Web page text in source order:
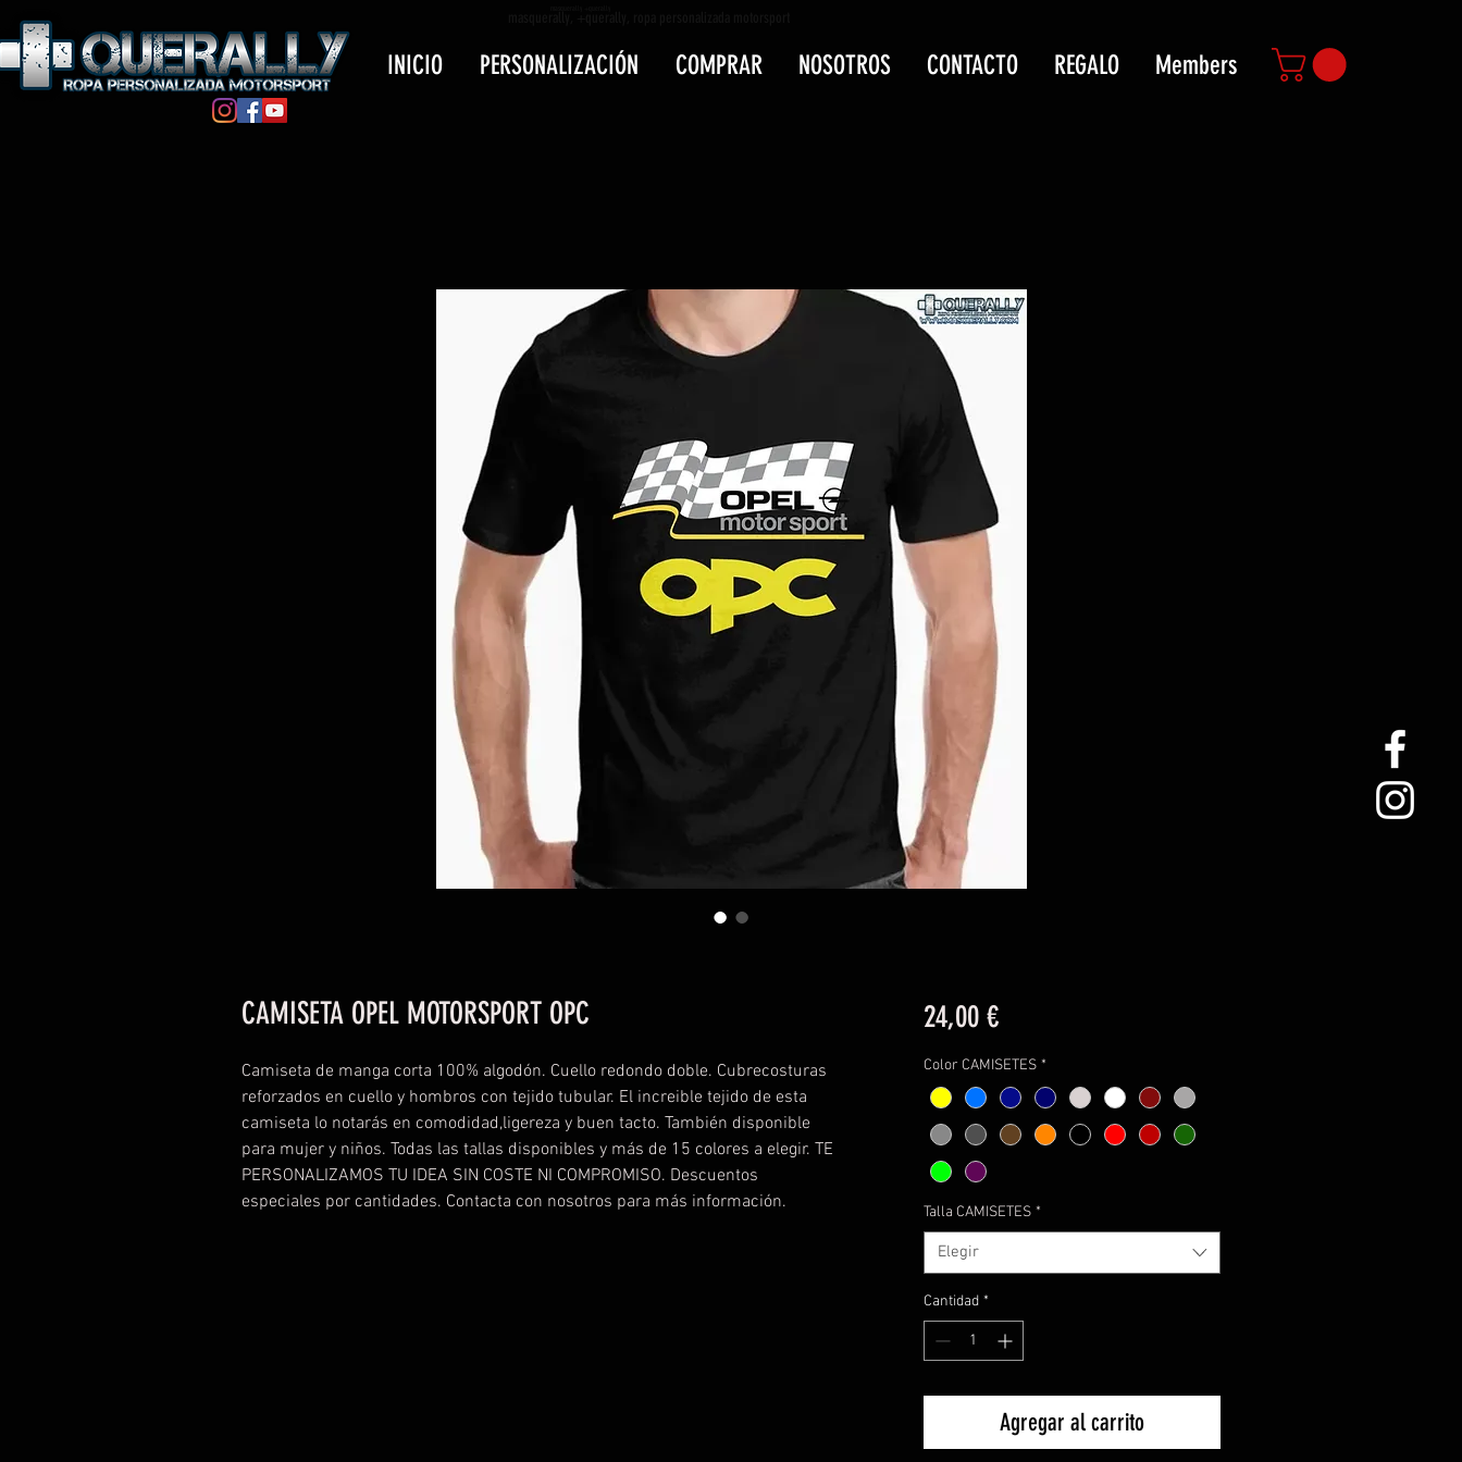
INICIO PERSONALIZACIÓN COMPRAR NOSOTROS CONTACTO REGALO Members
CAMISETA OPEL MOTORSPORT OPC
Camiseta de manga corta 100% algodón. Cuello redondo doble. Cubrecosturas
reforzados en cuello y hombros con tejido tubular. El increible tejido de esta
camiseta lo notarás en comodidad,ligereza y buen tacto. También disponible
para mujer y niños. Todas las tallas disponibles y más de 15 colores a elegir. TE
PERSONALIZAMOS TU IDEA SIN COSTE NI COMPROMISO. Descuentos
especiales por cantidades. Contacta con nosotros para más información.
24,00 €Precio
Color CAMISETES *
Talla CAMISETES *
Elegir
Cantidad *
Agregar al carrito